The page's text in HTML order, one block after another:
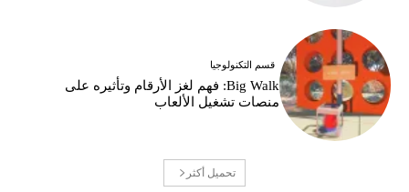
قسم التكنولوجيا
Big Walk: فهم لغز الأرقام وتأثيره على
منصات تشغيل الألعاب
تحميل أكثر